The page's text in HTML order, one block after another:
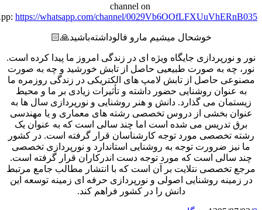
channel on
WhatsApp:https://whatsapp.com/channel/
خوشحال میشیم مارو فالو‌داشته‌باشید🙏🏻
جایگاه ویژه ای در زندگی امروز ما پیدا کرده است.
به صورت طبیعیی حاصل از تابش خورشید و چه به صورت
حاصل از تابش لامپ های الکتریکی در زندگی روزمره ما
روشنایی حضور داشته و تأثیرات زیادی بر ما و محیط
می گذارد. دانش و هنر روشنایی و نورپردازی سال ها به
بخشی از دروس تخصصی رشته های معماری و یا مهندسی
تدریس می شده است اما چند سالی است که به عنوان یک
مورد توجه کارشناسان قرار گرفته است. در کشور
ضرورت توجه به روشنایی استاندارد و نورپردازی تخصصی
است که مورد توجه دست اندرکاران قرار گرفته است.
نتلایت بر آن است که با انتشار مطالب جامع مرتبط
روشنایی اصولی و نورپردازی حرفه ای زمینه توسعه این
دانش را در کشور فراهم کند.